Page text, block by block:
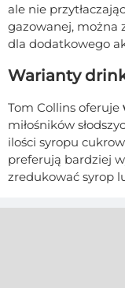
ale nie
gazowanej, można
dla dodatkowego
Warianty
Tom Collins oferuje
miłośników
ilości syropu
preferują bardziej
zredukować syrop